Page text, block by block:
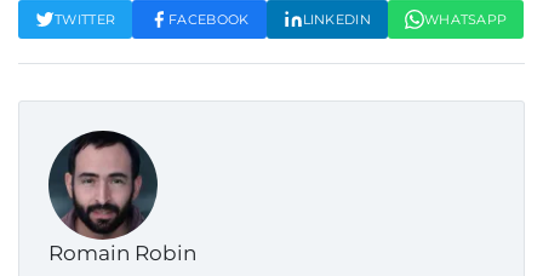
TWITTER FACEBOOK LINKEDIN WHATSAPP
Romain Robin